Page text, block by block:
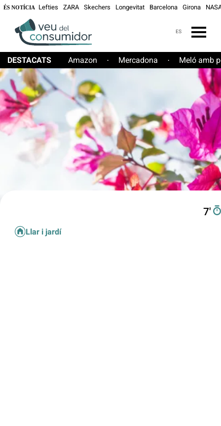
ÉS NOTÍCIA Lefties ZARA Skechers Longevitat Barcelona Girona
ES
DESTACATS Amazon · Mercadona · Meló amb
7′
Llar i jardí